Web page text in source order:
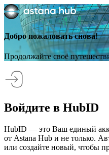
Добро пожаловать снова!
Продолжайте своё
Войдите в HubID
HubID — это Ваш единый
от Astana Hub и не только.
или создайте новый, чтобы